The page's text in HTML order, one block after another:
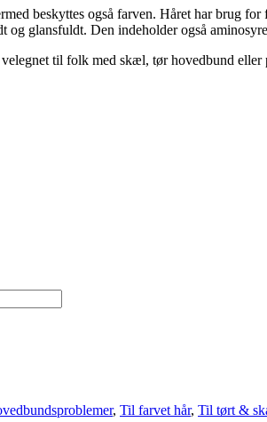
beskyttes også farven. Håret har brug
og glansfuldt. Den indeholder også
til folk med skæl, tør hovedbund
, Til farvet hår, Til tørt &